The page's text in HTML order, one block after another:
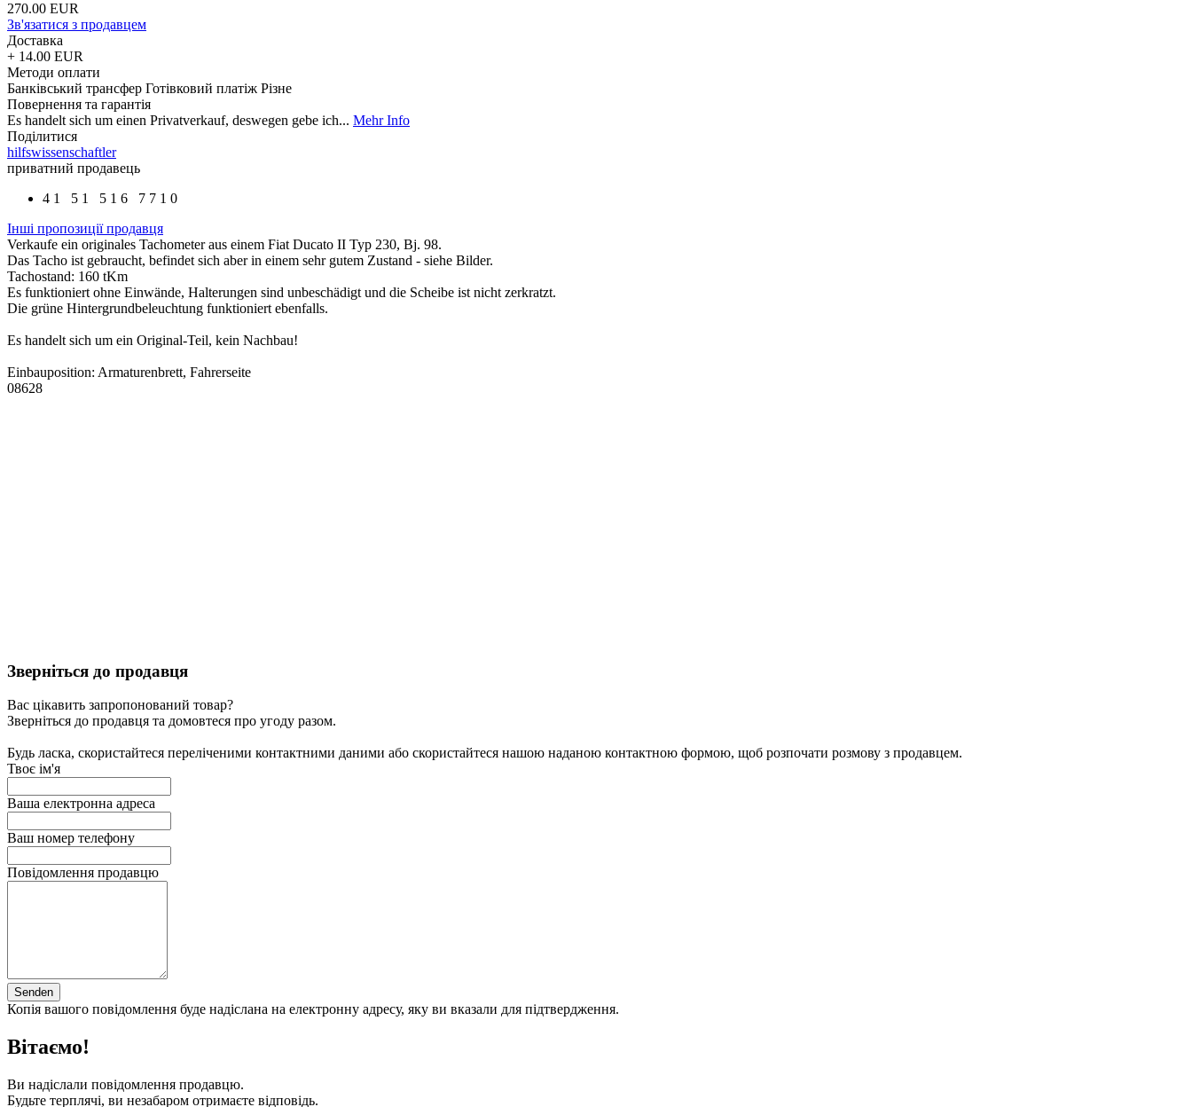
270.00 EUR
Зв'язатися з продавцем
Доставка
+ 14.00 EUR
Методи оплати
Банківський трансфер Готівковий платіж Різне
Повернення та гарантія
Es handelt sich um einen Privatverkauf, deswegen gebe ich... Mehr Info
Поділитися
hilfswissenschaftler
приватний продавець
4 1 5 1 5 1 6 7 7 1 0
Інші пропозиції продавця
Verkaufe ein originales Tachometer aus einem Fiat Ducato II Typ 230, Bj. 98.
Das Tacho ist gebraucht, befindet sich aber in einem sehr gutem Zustand - siehe Bilder.
Tachostand: 160 tKm
Es funktioniert ohne Einwände, Halterungen sind unbeschädigt und die Scheibe ist nicht zerkratzt.
Die grüne Hintergrundbeleuchtung funktioniert ebenfalls.
Es handelt sich um ein Original-Teil, kein Nachbau!
Einbauposition: Armaturenbrett, Fahrerseite
08628
Зверніться до продавця
Вас цікавить запропонований товар?
Зверніться до продавця та домовтеся про угоду разом.
Будь ласка, скористайтеся переліченими контактними даними або скористайтеся нашою наданою контактною формою, щоб розпочати розмову з продавцем.
Твоє ім'я
Ваша електронна адреса
Ваш номер телефону
Повідомлення продавцю
Senden
Копія вашого повідомлення буде надіслана на електронну адресу, яку ви вказали для підтвердження.
Вітаємо!
Ви надіслали повідомлення продавцю.
Будьте терплячі, ви незабаром отримаєте відповідь.